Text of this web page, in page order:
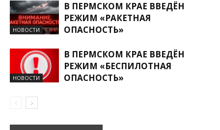
НОВОСТИ
В ПЕРМСКОМ КРАЕ ВВЕДЁН
РЕЖИМ «РАКЕТНАЯ
ОПАСНОСТЬ»
НОВОСТИ
В ПЕРМСКОМ КРАЕ ВВЕДЁН
РЕЖИМ «БЕСПИЛОТНАЯ
ОПАСНОСТЬ»